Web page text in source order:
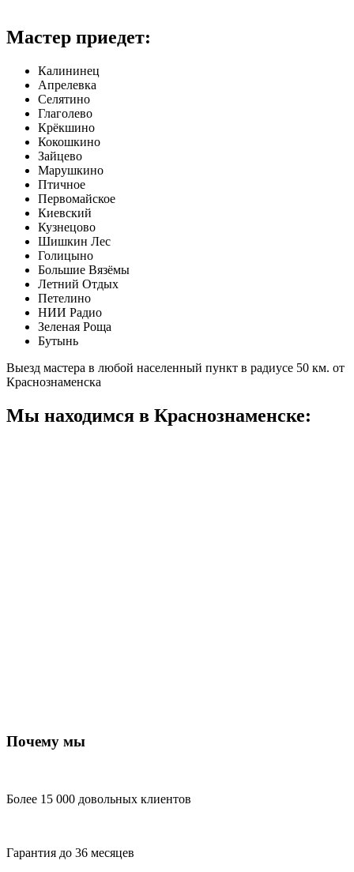
Мастер приедет:
Калининец
Апрелевка
Селятино
Глаголево
Крёкшино
Кокошкино
Зайцево
Марушкино
Птичное
Первомайское
Киевский
Кузнецово
Шишкин Лес
Голицыно
Большие Вязёмы
Летний Отдых
Петелино
НИИ Радио
Зеленая Роща
Бутынь
Выезд мастера в любой населенный пункт в радиусе 50 км. от
Краснознаменска
Мы находимся в Краснознаменске:
Почему мы
Более 15 000 довольных клиентов
Гарантия до 36 месяцев